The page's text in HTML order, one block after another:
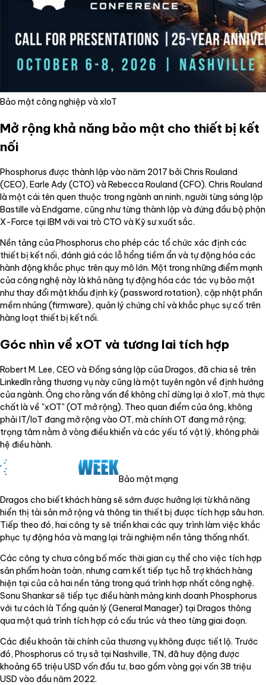
Bảo mật công nghiệp và xIoT
Mở rộng khả năng bảo mật cho thiết bị kết
nối
Phosphorus được thành lập vào năm 2017 bởi Chris Rouland
(CEO), Earle Ady (CTO) và Rebecca Rouland (CFO). Chris Rouland
là một cái tên quen thuộc trong ngành an ninh, người từng sáng lập
Bastille và Endgame, cũng như từng thành lập và đứng đầu bộ phận
X-Force tại IBM với vai trò CTO và Kỹ sư xuất sắc.
Nền tảng của Phosphorus cho phép các tổ chức xác định các
thiết bị kết nối, đánh giá các lỗ hổng tiềm ẩn và tự động hóa các
hành động khắc phục trên quy mô lớn. Một trong những điểm mạnh
của công nghệ này là khả năng tự động hóa các tác vụ bảo mật
như thay đổi mật khẩu định kỳ (password rotation), cập nhật phần
mềm nhúng (firmware), quản lý chứng chỉ và khắc phục sự cố trên
hàng loạt thiết bị kết nối.
Góc nhìn về xOT và tương lai tích hợp
Robert M. Lee, CEO và Đồng sáng lập của Dragos, đã chia sẻ trên
LinkedIn rằng thương vụ này cũng là một tuyên ngôn về định hướng
của ngành. Ông cho rằng vấn đề không chỉ dừng lại ở xIoT, mà thực
chất là về "xOT" (OT mở rộng). Theo quan điểm của ông, không
phải IT/IoT đang mở rộng vào OT, mà chính OT đang mở rộng;
trọng tâm nằm ở vòng điều khiển và các yếu tố vật lý, không phải
hệ điều hành.
Bảo mật mạng
Dragos cho biết khách hàng sẽ sớm được hưởng lợi từ khả năng
hiển thị tài sản mở rộng và thông tin thiết bị được tích hợp sâu hơn.
Tiếp theo đó, hai công ty sẽ triển khai các quy trình làm việc khắc
phục tự động hóa và mang lại trải nghiệm nền tảng thống nhất.
Các công ty chưa công bố mốc thời gian cụ thể cho việc tích hợp
sản phẩm hoàn toàn, nhưng cam kết tiếp tục hỗ trợ khách hàng
hiện tại của cả hai nền tảng trong quá trình hợp nhất công nghệ.
Sonu Shankar sẽ tiếp tục điều hành mảng kinh doanh Phosphorus
với tư cách là Tổng quản lý (General Manager) tại Dragos thông
qua một quá trình tích hợp có cấu trúc và theo từng giai đoạn.
Các điều khoản tài chính của thương vụ không được tiết lộ. Trước
đó, Phosphorus có trụ sở tại Nashville, TN, đã huy động được
khoảng 65 triệu USD vốn đầu tư, bao gồm vòng gọi vốn 38 triệu
USD vào đầu năm 2022.